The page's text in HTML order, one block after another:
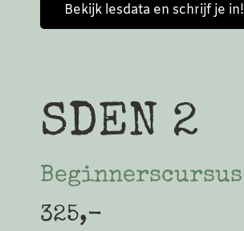
Bekijk lesdata en schrijf je in!
SDEN 2
Beginnerscursus
325,-